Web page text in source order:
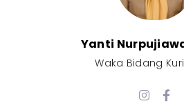
Yanti
Waka Bidang